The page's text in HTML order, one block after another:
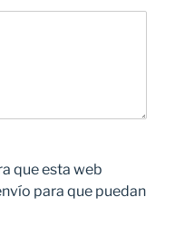
que esta web
para que puedan